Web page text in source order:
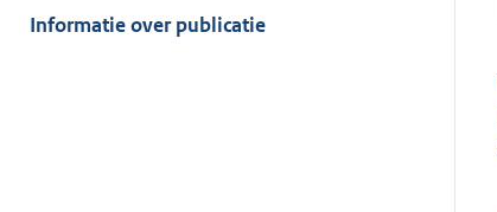
van:
Informatie over publicatie